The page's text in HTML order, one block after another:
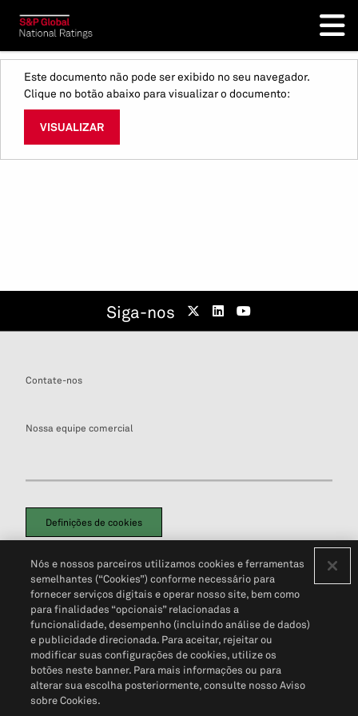
Este documento não pode ser exibido no seu navegador.
Clique no botão abaixo para visualizar o documento:
VISUALIZAR
Siga-nos
Contate-nos
Nossa equipe comercial
Definições de cookies
Política de PrivacidadePortal de privacidade do cliente (em inglês)
Não Venda Minhas Informações Pessoais© 2026 S&P Global
Nós e nossos parceiros utilizamos cookies e ferramentas
semelhantes (“Cookies”) conforme necessário para
fornecer serviços digitais e operar nosso site, bem como
para finalidades “opcionais” relacionadas a
funcionalidade, desempenho (incluindo análise de dados)
e publicidade direcionada. Para aceitar, rejeitar ou
modificar suas configurações de cookies, utilize os
botões neste banner. Para mais informações ou para
alterar sua escolha posteriormente, consulte nosso Aviso
sobre Cookies.